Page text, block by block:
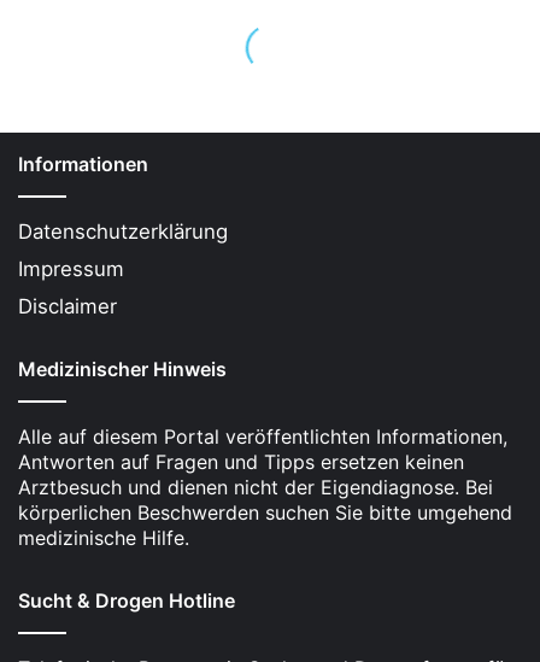
Entgiftung in Kürze:
um Xanax sicher abzusetzen, da die
Entzugssymptome ernsthafte
Gesundheitsrisiken mit sich bringen können.
Die Nachweiszeiten von Xanax variieren je
nach Testtyp:
Stunden
Um die Zeit bis zu einem
überbrücken, kann das
helfen, den Urin zu verdünnen, jedoch sollte
eine Überwässerung vermieden werden, um
gesundheitliche Risiken zu vermeiden.
Aufsicht
Informationen
Datenschutzerklärung
Impressum
Disclaimer
Medizinischer Hinweis
Alle auf diesem Portal veröffentlichten Informationen,
Antworten auf Fragen und Tipps ersetzen keinen
Arztbesuch und dienen nicht der Eigendiagnose. Bei
körperlichen Beschwerden suchen Sie bitte umgehend
medizinische Hilfe.
Sucht & Drogen Hotline